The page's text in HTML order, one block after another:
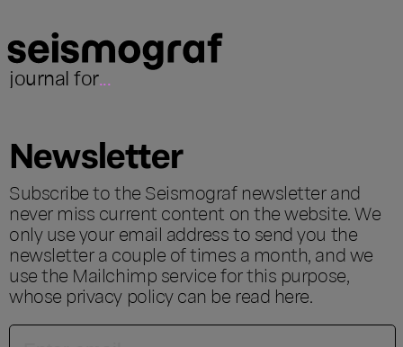
journal for...
Newsletter
Subscribe to the Seismograf newsletter and
never miss current content on the website. We
only use your email address to send you the
newsletter a couple of times a month, and we
use the Mailchimp service for this purpose,
whose privacy policy can be read here.